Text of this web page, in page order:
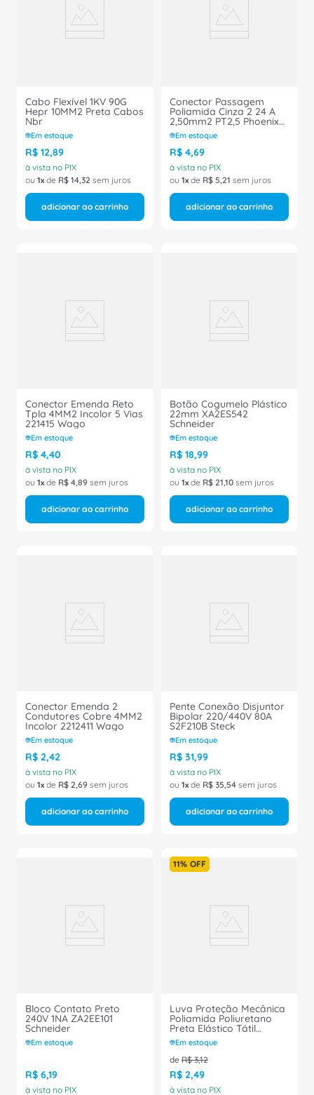
Cabo Flexível 1KV 90G
Hepr 10MM2 Preta Cabos
Nbr
Em estoque
R$ 12,89
à vista no PIX
ou 1 de R$ 14,32 sem juros
adicionar ao carrinho
Conector Passagem
Poliamida Cinza 2 24 A
2,50mm2 PT2,5 Phoenix
Contact
Em estoque
R$ 4,69
à vista no PIX
ou 1 de R$ 5,21 sem juros
adicionar ao carrinho
Conector Emenda Reto
Tpla 4MM2 Incolor 5 Vias
221415 Wago
Em estoque
R$ 4,40
à vista no PIX
ou 1 de R$ 4,89 sem juros
adicionar ao carrinho
Botão Cogumelo Plástico
22mm XA2ES542
Schneider
Em estoque
R$ 18,99
à vista no PIX
ou 1 de R$ 21,10 sem juros
adicionar ao carrinho
Conector Emenda 2
Condutores Cobre 4MM2
Incolor 2212411 Wago
Em estoque
R$ 2,42
à vista no PIX
ou 1 de R$ 2,69 sem juros
adicionar ao carrinho
Pente Conexão Disjuntor
Bipolar 220/440V 80A
S2F210B Steck
Em estoque
R$ 31,99
à vista no PIX
ou 1 de R$ 35,54 sem juros
adicionar ao carrinho
Bloco Contato Preto
240V 1NA ZA2EE101
Schneider
Em estoque
R$ 6,19
à vista no PIX
11% OFF
Luva Proteção Mecânica
Poliamida Poliuretano
Preta Elástico Tátil
103118007 Tamanho 9/G
CA 30916 Volk
Em estoque
de R$ 3,12
R$ 2,49
à vista no PIX